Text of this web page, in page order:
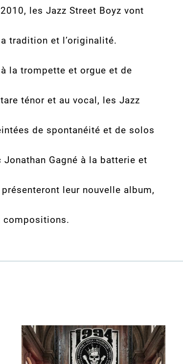
les Jazz Street Boyz vont
tradition et l’originalité.
la trompette et orgue et de
ténor et au vocal, les Jazz
de spontanéité et de solos
Gagné à la batterie et
leur nouvelle album,
compositions.